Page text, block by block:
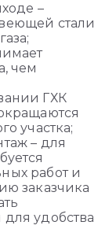
–
стали
чем
ГХК
участка;
– для
работ и
заказчика
удобства